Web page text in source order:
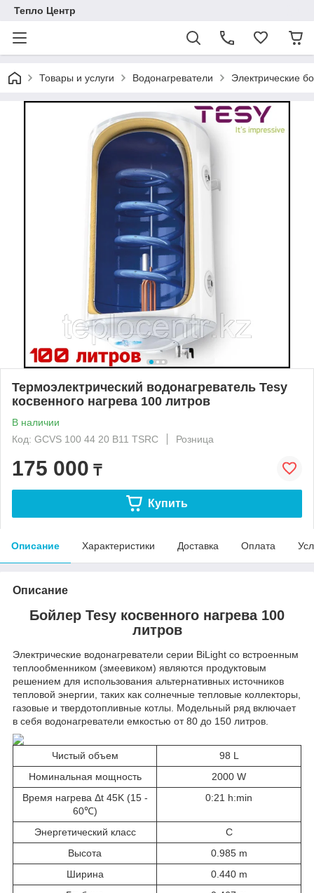
Тепло Центр
Товары и услуги Водонагреватели Электрические
Термоэлектрический водонагреватель Tesy
косвенного нагрева 100 литров
В наличии
Код: GCVS 100 44 20 B11 TSRC
Розница
175 000 ₸
Купить
Описание Характеристики Доставка Оплата
Описание
Бойлер Tesy косвенного нагрева 100
литров
Электрические водонагреватели серии BiLight со встроенным
теплообменником (змеевиком) являются продуктовым
решением для использования альтернативных источников
тепловой энергии, таких как солнечные тепловые коллекторы,
газовые и твердотопливные котлы. Модельный ряд включает
в себя водонагреватели емкостью от 80 до 150 литров.
Чистый объем
98 L
Номинальная мощность
2000 W
Время нагрева Δt 45K (15 -
60℃)
0:21 h:min
Энергетический класс
C
Высота
0.985 m
Ширина
0.440 m